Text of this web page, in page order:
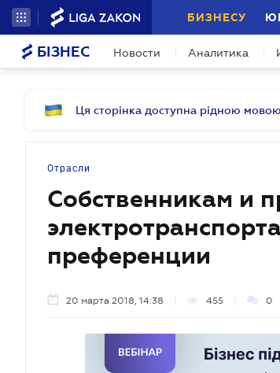
БИЗНЕСУ
БІЗНЕС Новости Аналитика
Ця сторінка доступна рідною
Отрасли
Собственникам и
преференции
20 марта 2018, 14:38 455 0